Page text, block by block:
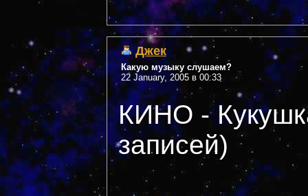
Джек
Какую музыку слушаем?
22 January, 2005 в 00:33
КИНО -
записей)